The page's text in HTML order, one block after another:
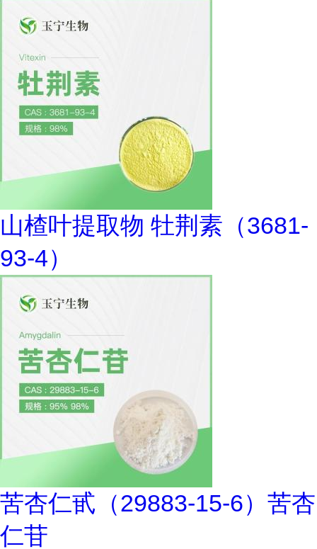
山楂叶提取物 牡荆素（3681-
93-4）
苦杏仁甙（29883-15-6）苦杏
仁苷